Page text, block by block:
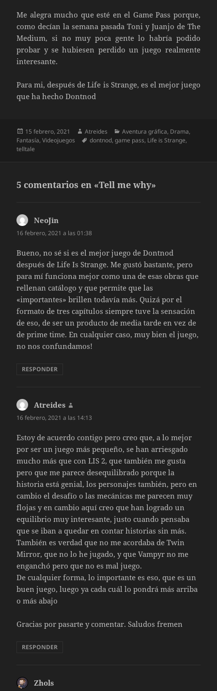
Me alegra mucho que esté en el Game Pass porque,
como decían la semana pasada Toni y Juanjo de The
Medium, si no muy poca gente lo habría podido
probar y se hubiesen perdido un juego realmente
interesante.
Para mi, después de Life is Strange, es el mejor juego
que ha hecho Dontnod
Publicado
el
15 febrero, 2021 Autor
Atreides Categorías
Aventura gráfica, Drama,
Fantasía,Videojuegos Etiquetas
dontnod,game pass, Life is Strange,
telltale
5 comentarios en «Tell me why»
NeoJin
16 febrero, 2021 a las 01:38
Bueno, no sé si es el mejor juego de Dontnod
después de Life Is Strange. Me gustó bastante, pero
para mí funciona mejor como una de esas obras que
rellenan catálogo y que permite que las
«importantes» brillen todavía más. Quizá por el
formato de tres capítulos siempre tuve la sensación
de eso, de ser un producto de media tarde en vez de
de prime time. En cualquier caso, muy bien el juego,
no nos confundamos!
RESPONDER
Atreides
16 febrero, 2021 a las 14:13
Estoy de acuerdo contigo pero creo que, a lo mejor
por ser un juego más pequeño, se han arriesgado
mucho más que con LIS 2, que también me gusta
pero que me parece desequilibrado porque la
historia está genial, los personajes también, pero en
cambio el desafío o las mecánicas me parecen muy
flojas y en cambio aquí creo que han logrado un
equilibrio muy interesante, justo cuando pensaba
que se iban a quedar en contar historias sin más.
También es verdad que no me acordaba de Twin
Mirror, que no lo he jugado, y que Vampyr no me
enganchó pero que no es mal juego.
De cualquier forma, lo importante es eso, que es un
buen juego, luego ya cada cuál lo pondrá más arriba
o más abajo
Gracias por pasarte y comentar. Saludos fremen
RESPONDER
Zhols